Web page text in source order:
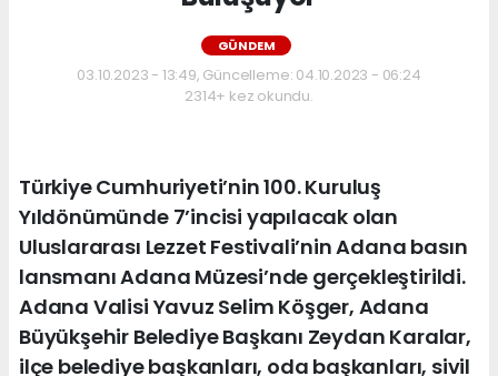
GÜNDEM
03.10.2023 - 13:49, Güncelleme: 04.10.2023 - 06:24
2314+ kez okundu.
Türkiye Cumhuriyeti’nin 100. Kuruluş
Yıldönümünde 7’incisi yapılacak olan
Uluslararası Lezzet Festivali’nin Adana basın
lansmanı Adana Müzesi’nde gerçekleştirildi.
Adana Valisi Yavuz Selim Köşger, Adana
Büyükşehir Belediye Başkanı Zeydan Karalar,
ilçe belediye başkanları, oda başkanları, sivil